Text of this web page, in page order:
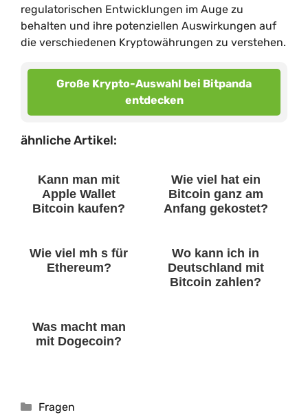
regulatorischen Entwicklungen im Auge zu
behalten und ihre potenziellen Auswirkungen auf
die verschiedenen Kryptowährungen zu verstehen.
Große Krypto-Auswahl bei Bitpanda
entdecken
ähnliche Artikel:
Kann man mit
Apple Wallet
Bitcoin kaufen?
Wie viel hat ein
Bitcoin ganz am
Anfang gekostet?
Wie viel mh s für
Ethereum?
Wo kann ich in
Deutschland mit
Bitcoin zahlen?
Was macht man
mit Dogecoin?
Kategorien
Fragen